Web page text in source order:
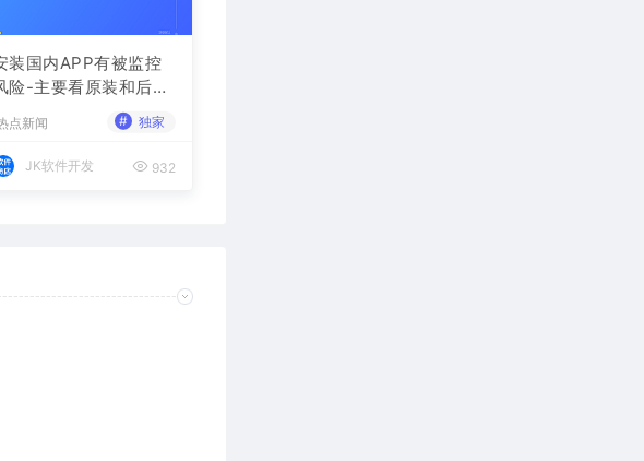
装国内APP有被监控
险-主要看原装和后续
自己装了哪些软件-苹果
机装中国软件一样被
控
点新闻 # 独家
JK软件开发 932